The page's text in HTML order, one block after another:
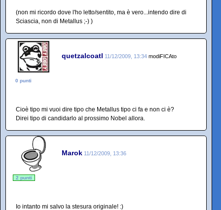
(non mi ricordo dove l'ho letto/sentito, ma è vero...intendo dire di
Sciascia, non di Metallus ;-) )
quetzalcoatl 11/12/2009, 13:34 modiFICAto
0 punti
Cioè tipo mi vuoi dire tipo che Metallus tipo ci fa e non ci è?
Direi tipo di candidarlo al prossimo Nobel allora.
Marok 11/12/2009, 13:36
2 punti
Io intanto mi salvo la stesura originale! :)